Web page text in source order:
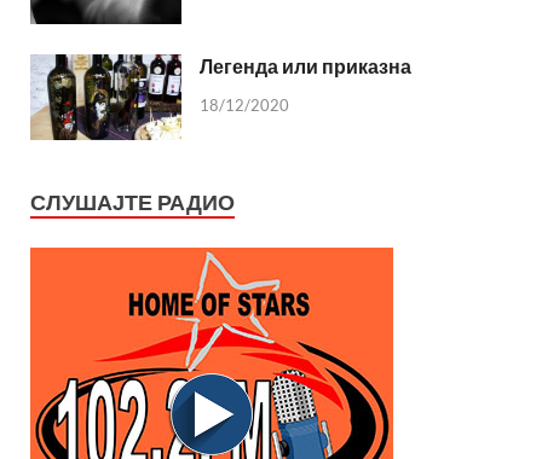
Легенда или приказна
18/12/2020
СЛУШАЈТЕ РАДИО